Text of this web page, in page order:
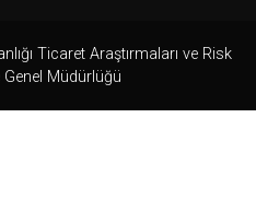
Ticaret Araştırmaları ve Risk
Genel Müdürlüğü